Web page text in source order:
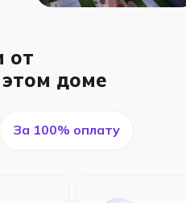
от
доме
За 100% оплату